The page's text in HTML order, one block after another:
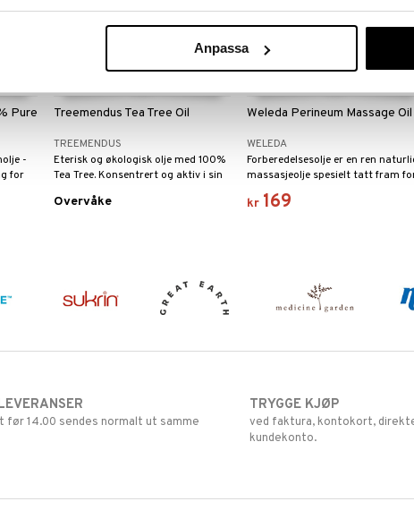
Anpassa
Pure
-
for
Treemendus Tea Tree Oil
TREEMENDUS
Eterisk og økologisk olje med 100%
Tea Tree. Konsentrert og aktiv i sin
på huden.
Overvåke
Weleda Perineum Massage Oil
WELEDA
Forberedelsesolje er en ren
massasjeolje spesielt tatt fram
massasje avunderlivet.
kr 169
før 14.00 sendes normalt ut samme
TRYGGE KJØP
ved faktura, kontokort,
kundekonto.